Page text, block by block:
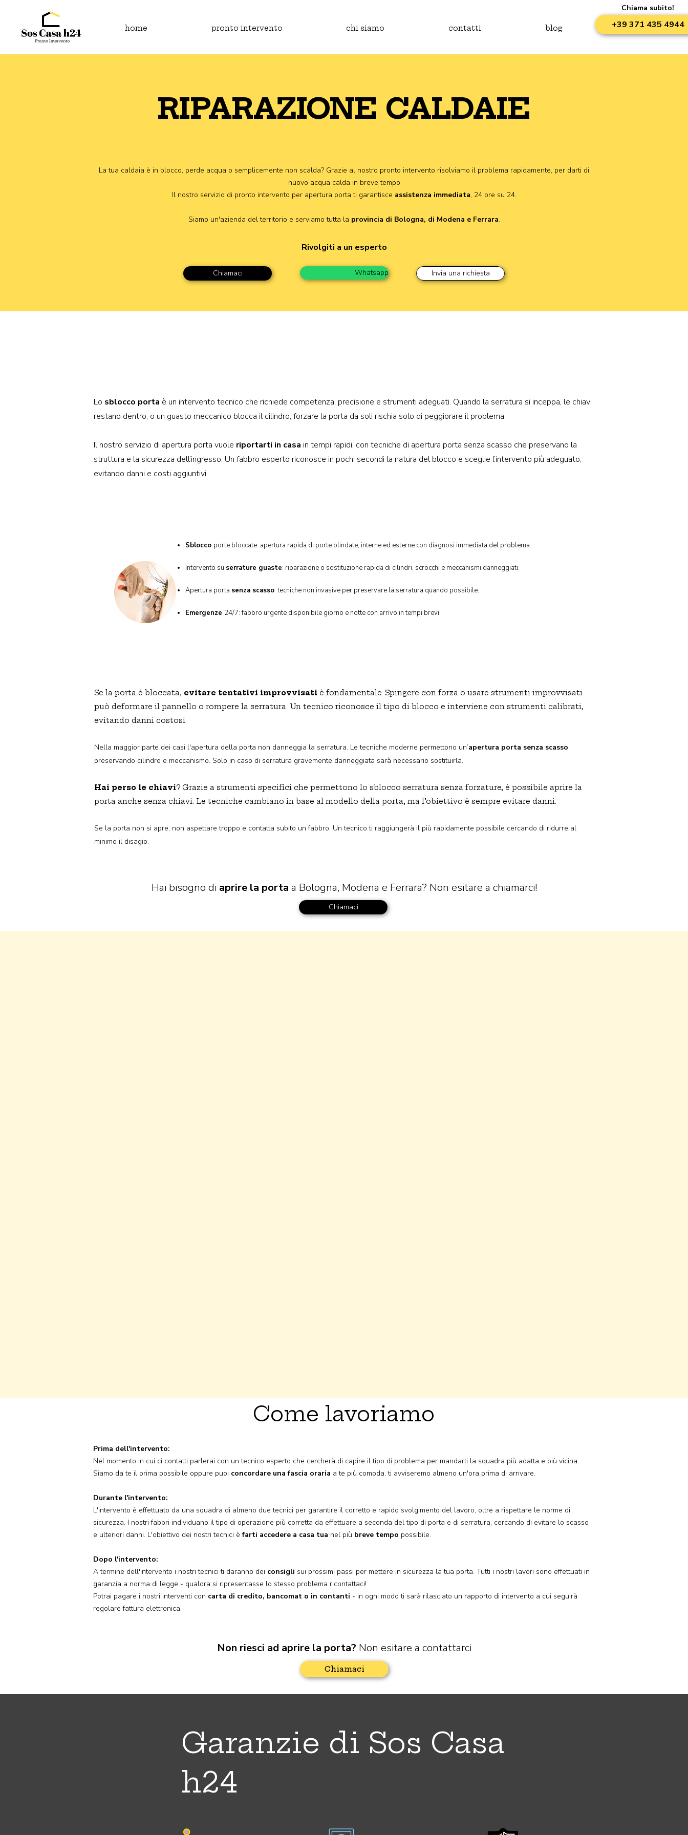
Chiama subito!
home pronto intervento chi siamo contatti blog +39 371 435 4944
RIPARAZIONE CALDAIE
La tua caldaia è in blocco, perde acqua o semplicemente non scalda? Grazie al nostro pronto intervento risolviamo il problema rapidamente, per darti di
nuovo acqua calda in breve tempo
Il nostro servizio di pronto intervento per apertura porta ti garantisce assistenza immediata, 24 ore su 24.
Siamo un'azienda del territorio e serviamo tutta la provincia di Bologna, di Modena e Ferrara.
Rivolgiti a un esperto
Chiamaci Whatsapp Invia una richiesta
Lo sblocco porta è un intervento tecnico che richiede competenza, precisione e strumenti adeguati. Quando la serratura si inceppa, le chiavi
restano dentro, o un guasto meccanico blocca il cilindro, forzare la porta da soli rischia solo di peggiorare il problema.
Il nostro servizio di apertura porta vuole riportarti in casa in tempi rapidi, con tecniche di apertura porta senza scasso che preservano la
struttura e la sicurezza dell’ingresso. Un fabbro esperto riconosce in pochi secondi la natura del blocco e sceglie l’intervento più adeguato,
evitando danni e costi aggiuntivi.
Sblocco porte bloccate: apertura rapida di porte blindate, interne ed esterne con diagnosi immediata del problema.
Intervento su serrature guaste: riparazione o sostituzione rapida di cilindri, scrocchi e meccanismi danneggiati.
Apertura porta senza scasso: tecniche non invasive per preservare la serratura quando possibile.
Emergenze 24/7: fabbro urgente disponibile giorno e notte con arrivo in tempi brevi.
Se la porta è bloccata, evitare tentativi improvvisati è fondamentale. Spingere con forza o usare strumenti improvvisati
può deformare il pannello o rompere la serratura. Un tecnico riconosce il tipo di blocco e interviene con strumenti calibrati,
evitando danni costosi.
Nella maggior parte dei casi l'apertura della porta non danneggia la serratura. Le tecniche moderne permettono un’apertura porta senza scasso,
preservando cilindro e meccanismo. Solo in caso di serratura gravemente danneggiata sarà necessario sostituirla.
Hai perso le chiavi? Grazie a strumenti specifici che permettono lo sblocco serratura senza forzature, è possibile aprire la
porta anche senza chiavi. Le tecniche cambiano in base al modello della porta, ma l’obiettivo è sempre evitare danni.
Se la porta non si apre, non aspettare troppo e contatta subito un fabbro. Un tecnico ti raggiungerà il più rapidamente possibile cercando di ridurre al
minimo il disagio.
Hai bisogno di aprire la porta a Bologna, Modena e Ferrara? Non esitare a chiamarci!
Chiamaci
Come lavoriamo
Prima dell'intervento:
Nel momento in cui ci contatti parlerai con un tecnico esperto che cercherà di capire il tipo di problema per mandarti la squadra più adatta e più vicina.
Siamo da te il prima possibile oppure puoi concordare una fascia oraria a te più comoda, ti avviseremo almeno un'ora prima di arrivare.
Durante l'intervento:
L'intervento è effettuato da una squadra di almeno due tecnici per garantire il corretto e rapido svolgimento del lavoro, oltre a rispettare le norme di
sicurezza. I nostri fabbri individuano il tipo di operazione più corretta da effettuare a seconda del tipo di porta e di serratura, cercando di evitare lo scasso
e ulteriori danni. L'obiettivo dei nostri tecnici èfarti accedere a casa tua nel più breve tempo possibile.
Dopo l'intervento:
A termine dell'intervento i nostri tecnici ti daranno dei consigli sui prossimi passi per mettere in sicurezza la tua porta. Tutti i nostri lavori sono effettuati in
garanzia a norma di legge - qualora si ripresentasse lo stesso problema ricontattaci!
Potrai pagare i nostri interventi con carta di credito, bancomat o in contanti - in ogni modo ti sarà rilasciato un rapporto di intervento a cui seguirà
regolare fattura elettronica.
Non riesci ad aprire la porta? Non esitare a contattarci
Chiamaci
Garanzie di Sos Casa
h24